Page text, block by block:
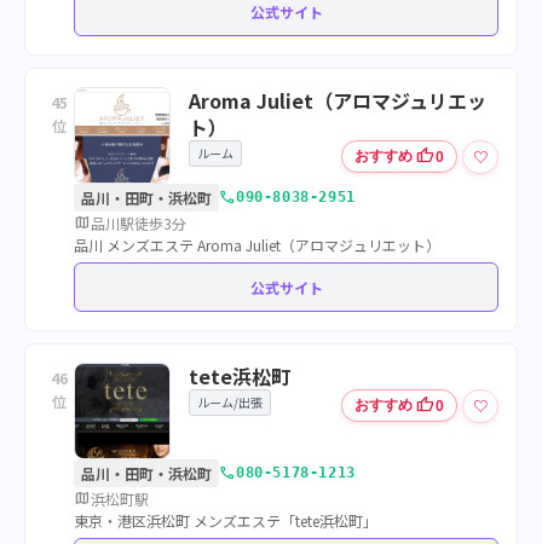
公式サイト
45
位
Aroma Juliet（アロマジュリエッ
ト）
ルーム おすすめ thumb_up0
♡
品川・田町・浜松町 call090-8038-2951
map品川駅徒歩3分
品川 メンズエステ Aroma Juliet（アロマジュリエット）
公式サイト
46
位
tete浜松町
ルーム/出張 おすすめ thumb_up0 ♡
品川・田町・浜松町 call080-5178-1213
map浜松町駅
東京・港区浜松町 メンズエステ「tete浜松町」